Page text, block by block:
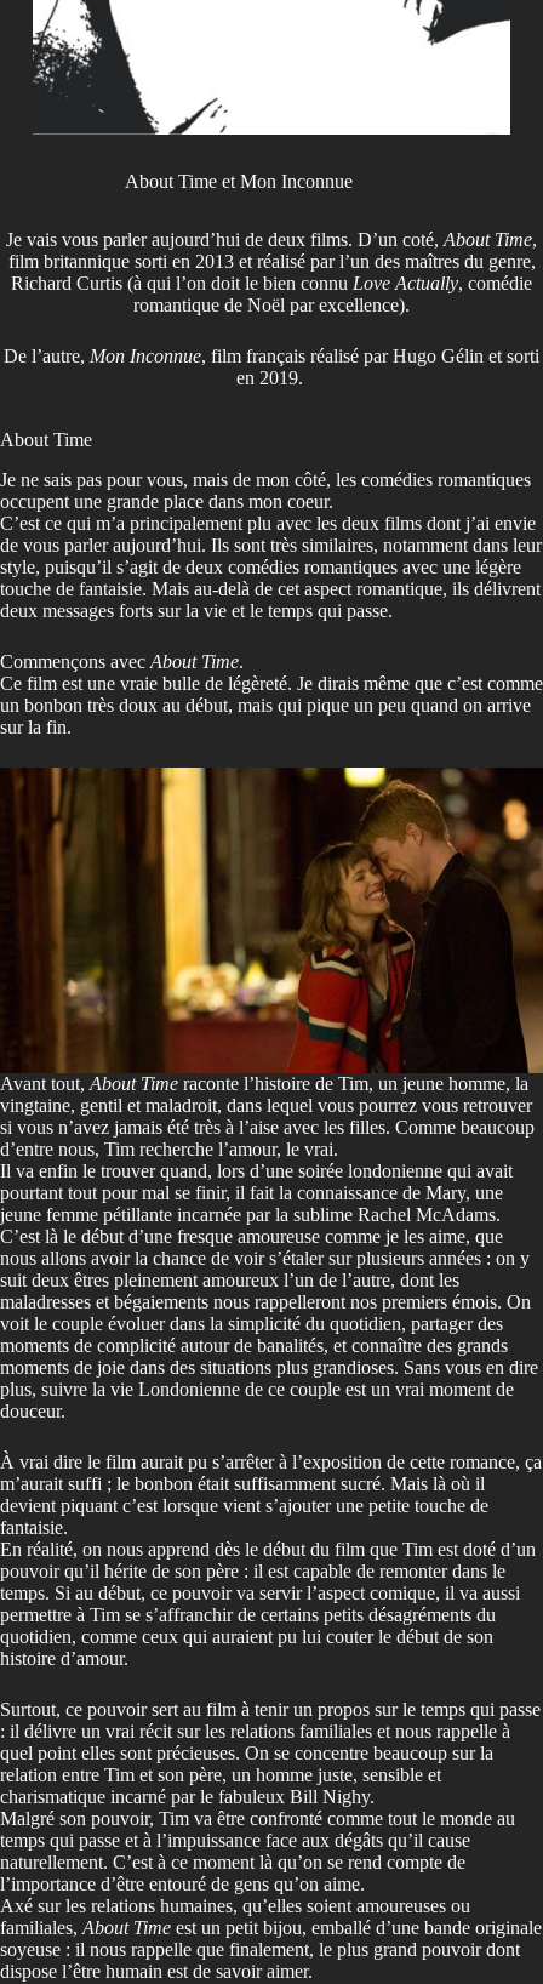
About Time et Mon Inconnue
Je vais vous parler aujourd’hui de deux films. D’un coté, About Time,
film britannique sorti en 2013 et réalisé par l’un des maîtres du genre,
Richard Curtis (à qui l’on doit le bien connu Love Actually, comédie
romantique de Noël par excellence).
De l’autre, Mon Inconnue, film français réalisé par Hugo Gélin et sorti
en 2019.
About Time
Je ne sais pas pour vous, mais de mon côté, les comédies romantiques
occupent une grande place dans mon coeur.
C’est ce qui m’a principalement plu avec les deux films dont j’ai envie
de vous parler aujourd’hui. Ils sont très similaires, notamment dans leur
style, puisqu’il s’agit de deux comédies romantiques avec une légère
touche de fantaisie. Mais au-delà de cet aspect romantique, ils délivrent
deux messages forts sur la vie et le temps qui passe.
Commençons avec About Time.
Ce film est une vraie bulle de légèreté. Je dirais même que c’est comme
un bonbon très doux au début, mais qui pique un peu quand on arrive
sur la fin.
Avant tout, About Time raconte l’histoire de Tim, un jeune homme, la
vingtaine, gentil et maladroit, dans lequel vous pourrez vous retrouver
si vous n’avez jamais été très à l’aise avec les filles. Comme beaucoup
d’entre nous, Tim recherche l’amour, le vrai.
Il va enfin le trouver quand, lors d’une soirée londonienne qui avait
pourtant tout pour mal se finir, il fait la connaissance de Mary, une
jeune femme pétillante incarnée par la sublime Rachel McAdams.
C’est là le début d’une fresque amoureuse comme je les aime, que
nous allons avoir la chance de voir s’étaler sur plusieurs années : on y
suit deux êtres pleinement amoureux l’un de l’autre, dont les
maladresses et bégaiements nous rappelleront nos premiers émois. On
voit le couple évoluer dans la simplicité du quotidien, partager des
moments de complicité autour de banalités, et connaître des grands
moments de joie dans des situations plus grandioses. Sans vous en dire
plus, suivre la vie Londonienne de ce couple est un vrai moment de
douceur.
À vrai dire le film aurait pu s’arrêter à l’exposition de cette romance, ça
m’aurait suffi ; le bonbon était suffisamment sucré. Mais là où il
devient piquant c’est lorsque vient s’ajouter une petite touche de
fantaisie.
En réalité, on nous apprend dès le début du film que Tim est doté d’un
pouvoir qu’il hérite de son père : il est capable de remonter dans le
temps. Si au début, ce pouvoir va servir l’aspect comique, il va aussi
permettre à Tim se s’affranchir de certains petits désagréments du
quotidien, comme ceux qui auraient pu lui couter le début de son
histoire d’amour.
Surtout, ce pouvoir sert au film à tenir un propos sur le temps qui passe
: il délivre un vrai récit sur les relations familiales et nous rappelle à
quel point elles sont précieuses. On se concentre beaucoup sur la
relation entre Tim et son père, un homme juste, sensible et
charismatique incarné par le fabuleux Bill Nighy.
Malgré son pouvoir, Tim va être confronté comme tout le monde au
temps qui passe et à l’impuissance face aux dégâts qu’il cause
naturellement. C’est à ce moment là qu’on se rend compte de
l’importance d’être entouré de gens qu’on aime.
Axé sur les relations humaines, qu’elles soient amoureuses ou
familiales, About Time est un petit bijou, emballé d’une bande originale
soyeuse : il nous rappelle que finalement, le plus grand pouvoir dont
dispose l’être humain est de savoir aimer.